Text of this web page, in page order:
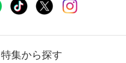
特集から探す